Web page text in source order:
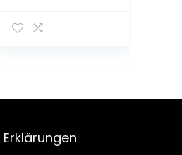
Erklärungen